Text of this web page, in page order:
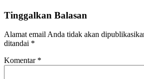
Tinggalkan Balasan
Alamat email Anda tidak akan
ditandai *
Komentar *